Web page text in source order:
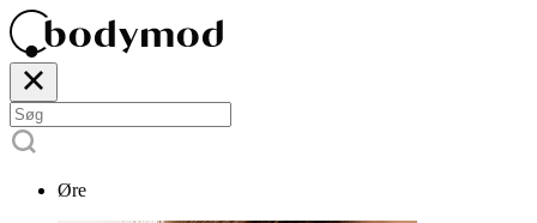
Øre